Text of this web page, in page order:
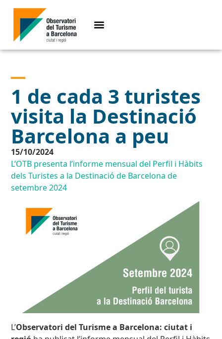
1 de cada 3 turistes
visita la Destinació
Barcelona a peu
15/10/2024
L’OTB presenta l’informe mensual del Perfil i Hàbits
dels Turistes a la Destinació de Barcelona de
setembre 2024
L’Observatori del Turisme a Barcelona: ciutat i